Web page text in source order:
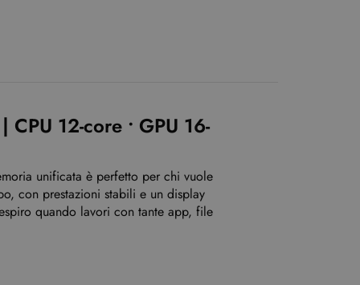
| CPU 12-core • GPU 16-
unificata è perfetto per chi vuole
con prestazioni stabili e un display
quando lavori con tante app, file